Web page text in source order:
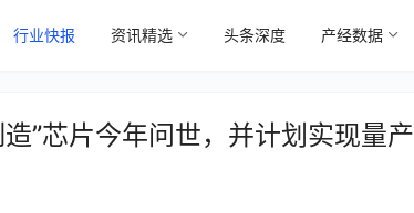
行业快报 资讯精选 头条深度 产经数据
”芯片今年问世，并计划实现量产